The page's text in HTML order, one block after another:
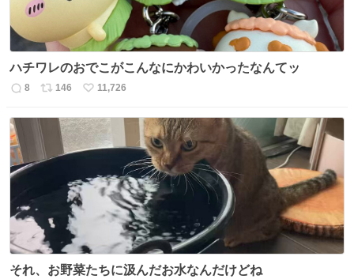
ハチワレのおでこがこんなにかわいかったなんてッ
返
数
8
リ
ス
ト
数
146
い
ね
数
11,726
それ、お野菜たちに汲んだお水なんだけどね